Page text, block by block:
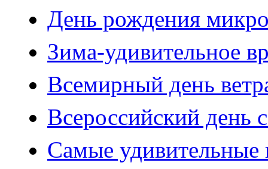
День рождения
Зима-удивительное
Всемирный день
Всероссийский день
Самые удивительные